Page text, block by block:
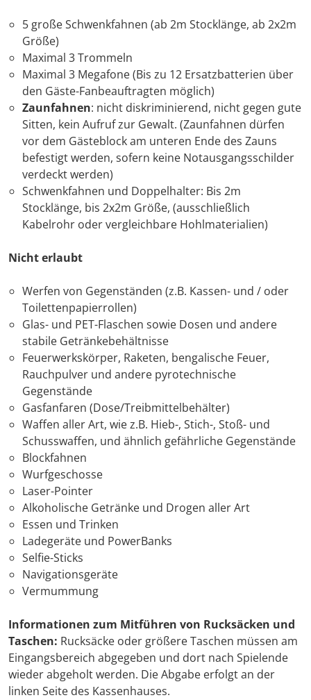
5 große Schwenkfahnen (ab 2m Stocklänge, ab 2x2m
Größe)
Maximal 3 Trommeln
Maximal 3 Megafone (Bis zu 12 Ersatzbatterien über
den Gäste-Fanbeauftragten möglich)
Zaunfahnen: nicht diskriminierend, nicht gegen gute
Sitten, kein Aufruf zur Gewalt. (Zaunfahnen dürfen
vor dem Gästeblock am unteren Ende des Zauns
befestigt werden, sofern keine Notausgangsschilder
verdeckt werden)
Schwenkfahnen und Doppelhalter: Bis 2m
Stocklänge, bis 2x2m Größe, (ausschließlich
Kabelrohr oder vergleichbare Hohlmaterialien)
Nicht erlaubt
Werfen von Gegenständen (z.B. Kassen- und / oder
Toilettenpapierrollen)
Glas- und PET-Flaschen sowie Dosen und andere
stabile Getränkebehältnisse
Feuerwerkskörper, Raketen, bengalische Feuer,
Rauchpulver und andere pyrotechnische
Gegenstände
Gasfanfaren (Dose/Treibmittelbehälter)
Waffen aller Art, wie z.B. Hieb-, Stich-, Stoß- und
Schusswaffen, und ähnlich gefährliche Gegenstände
Blockfahnen
Wurfgeschosse
Laser-Pointer
Alkoholische Getränke und Drogen aller Art
Essen und Trinken
Ladegeräte und PowerBanks
Selfie-Sticks
Navigationsgeräte
Vermummung
Informationen zum Mitführen von Rucksäcken und
Taschen: Rucksäcke oder größere Taschen müssen am
Eingangsbereich abgegeben und dort nach Spielende
wieder abgeholt werden. Die Abgabe erfolgt an der
linken Seite des Kassenhauses.